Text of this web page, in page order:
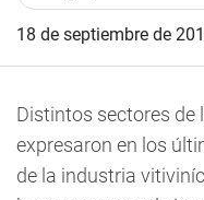
18 de septiembre de
Distintos sectores
expresaron en los
de la industria